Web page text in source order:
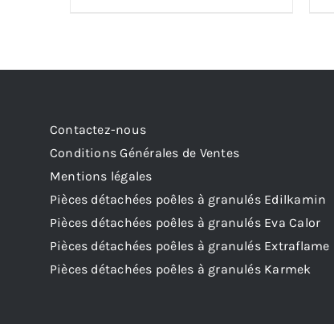
Contactez-nous
Conditions Générales de Ventes
Mentions légales
Pièces détachées poêles à granulés Edilkamin
Pièces détachées poêles à granulés Eva Calor
Pièces détachées poêles à granulés Extraflame
Pièces détachées poêles à granulés Karmek